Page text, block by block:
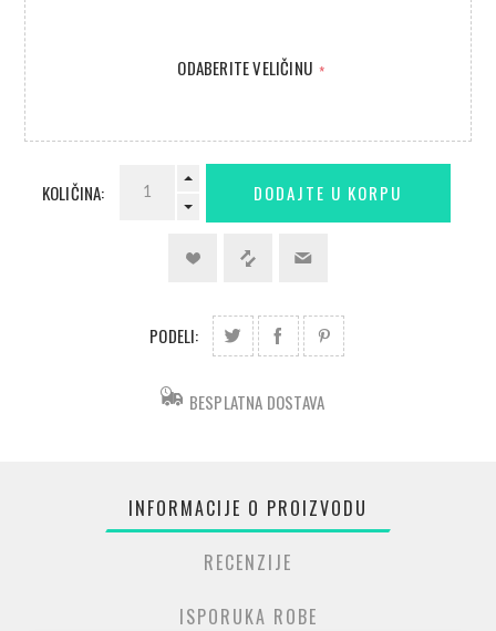
ODABERITE VELIČINU *
KOLIČINA:
PODELI:
BESPLATNA DOSTAVA
INFORMACIJE O PROIZVODU
RECENZIJE
ISPORUKA ROBE